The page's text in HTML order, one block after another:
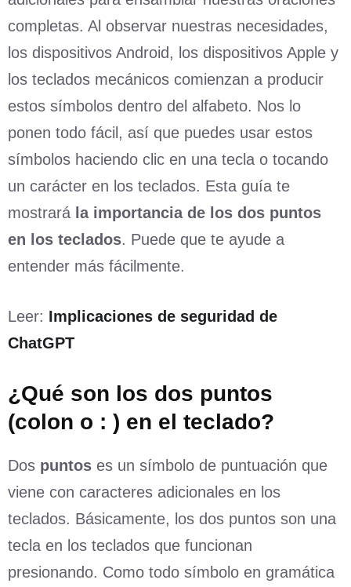
completas. Al observar nuestras necesidades,
los dispositivos Android, los dispositivos Apple y
los teclados mecánicos comienzan a producir
estos símbolos dentro del alfabeto. Nos lo
ponen todo fácil, así que puedes usar estos
símbolos haciendo clic en una tecla o tocando
un carácter en los teclados. Esta guía te
mostrará la importancia de los dos puntos
en los teclados. Puede que te ayude a
entender más fácilmente.
Leer: Implicaciones de seguridad de
ChatGPT
¿Qué son los dos puntos
(colon o : ) en el teclado?
Dos puntos es un símbolo de puntuación que
viene con caracteres adicionales en los
teclados. Básicamente, los dos puntos son una
tecla en los teclados que funcionan
presionando. Como todo símbolo en gramática